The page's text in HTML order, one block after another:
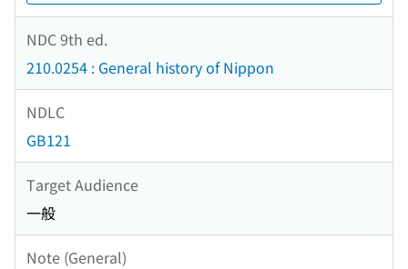
NDC 9th ed.
210.0254 : General history of Nippon
NDLC
GB121
Target Audience
一般
Note (General)